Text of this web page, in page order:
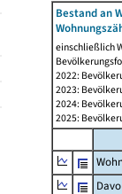
Bestand an
einschließlich
2022:
2023:
2024:
2025: